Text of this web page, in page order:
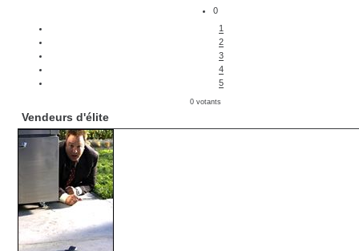
0
1
2
3
4
5
0 votants
Vendeurs d'élite